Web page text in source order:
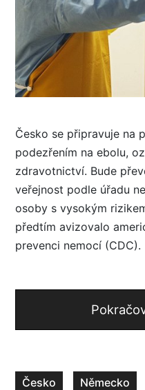
Česko se připravuje na
podezřením na ebolu,
zdravotnictví. Bude
veřejnost podle úřadu
osoby s vysokým
předtím avizovalo
prevenci nemocí (CDC).
Česko Německo